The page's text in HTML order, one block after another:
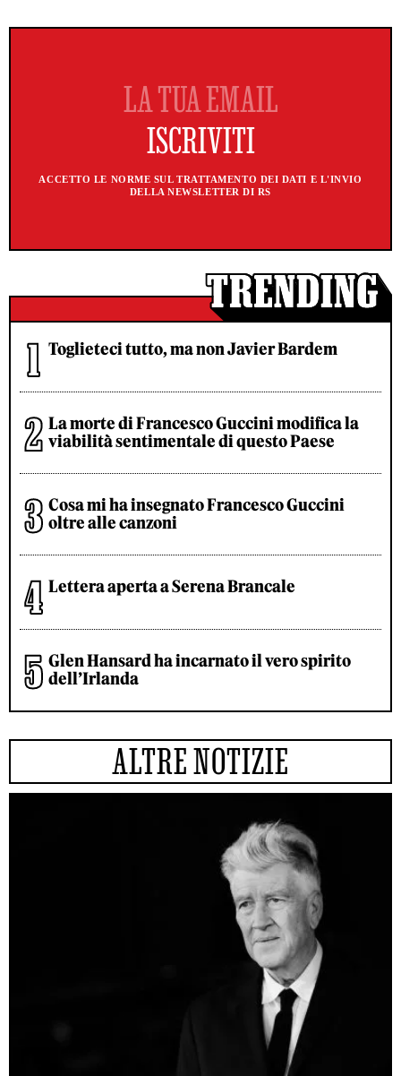
ACCETTO LE NORME SUL TRATTAMENTO DEI DATI E L'INVIO
DELLA NEWSLETTER DI RS
Toglieteci tutto, ma non Javier Bardem
La morte di Francesco Guccini modifica la
viabilità sentimentale di questo Paese
Cosa mi ha insegnato Francesco Guccini
oltre alle canzoni
Lettera aperta a Serena Brancale
Glen Hansard ha incarnato il vero spirito
dell’Irlanda
ALTRE NOTIZIE